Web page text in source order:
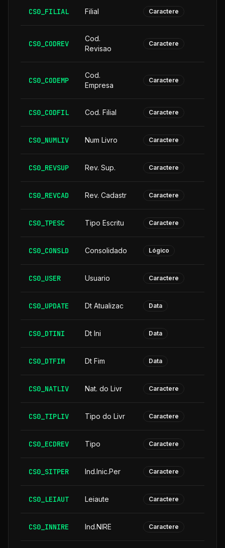
CS0_FILIAL Filial Caractere
CS0_CODREV
Cod.
Revisao
Caractere
CS0_CODEMP
Cod.
Empresa
Caractere
CS0_CODFIL Cod. Filial Caractere
CS0_NUMLIV Num Livro Caractere
CS0_REVSUP Rev. Sup. Caractere
CS0_REVCAD Rev. Cadastr Caractere
CS0_TPESC Tipo Escritu Caractere
CS0_CONSLD Consolidado Lógico
CS0_USER Usuario Caractere
CS0_UPDATE Dt Atualizac Data
CS0_DTINI Dt Ini Data
CS0_DTFIM Dt Fim Data
CS0_NATLIV Nat. do Livr Caractere
CS0_TIPLIV Tipo do Livr Caractere
CS0_ECDREV Tipo Caractere
CS0_SITPER Ind.Inic.Per Caractere
CS0_LEIAUT Leiaute Caractere
CS0_INNIRE Ind.NIRE Caractere